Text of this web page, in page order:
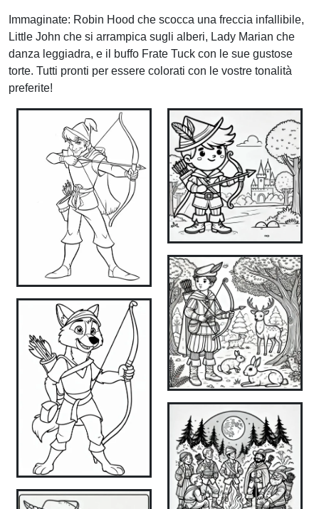
Immaginate: Robin Hood che scocca una freccia infallibile,
Little John che si arrampica sugli alberi, Lady Marian che
danza leggiadra, e il buffo Frate Tuck con le sue gustose
torte. Tutti pronti per essere colorati con le vostre tonalità
preferite!